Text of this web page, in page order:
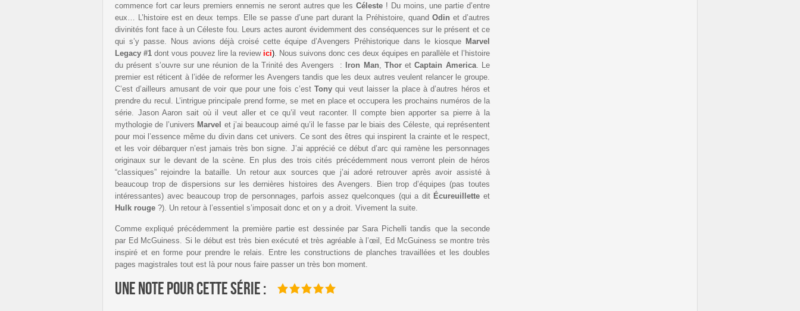
commence fort car leurs premiers ennemis ne seront autres que lesCéleste ! Du moins, une partie d’entre
eux… L’histoire est en deux temps. Elle se passe d’une part durant la Préhistoire, quand Odin et d’autres
divinités font face à un Céleste fou. Leurs actes auront évidemment des conséquences sur le présent et ce
qui s’y passe. Nous avions déjà croisé cette équipe d’Avengers Préhistorique dans le kiosque Marvel
Legacy #1 dont vous pouvez lire la review ici) . Nous suivons donc ces deux équipes en parallèle et l’histoire
du présent s’ouvre sur une réunion de la Trinité des Avengers :
Iron Man ThoretCaptain America. Le
premier est réticent à l’idée de reformer les Avengers tandis que les deux autres veulent relancer le groupe.
C’est d’ailleurs amusant de voir que pour une fois c’estTony qui veut laisser la place à d’autres héros et
prendre du recul. L’intrigue principale prend forme, se met en place et occupera les prochains numéros de la
série. Jason Aaron sait où il veut aller et ce qu’il veut raconter. Il compte bien apporter sa pierre à la
mythologie de l’univers Marvel et j’ai beaucoup aimé qu’il le fasse par le biais des Céleste, qui représentent
pour moi l’essence même du divin dans cet univers. Ce sont des êtres qui inspirent la crainte et le respect,
et les voir débarquer n’est jamais très bon signe. J’ai apprécié ce début d’arc qui ramène les personnages
originaux sur le devant de la scène. En plus des trois cités précédemment nous verront plein de héros
“classiques” rejoindre la bataille. Un retour aux sources que j’ai adoré retrouver après avoir assisté à
beaucoup trop de dispersions sur les dernières histoires des Avengers. Bien trop d’équipes (pas toutes
intéressantes) avec beaucoup trop de personnages, parfois assez quelconques (qui a dit Écureuillette et
Hulk rouge ?). Un retour à l’essentiel s’imposait donc et on y a droit. Vivement la suite.
Comme expliqué précédemment la première partie est dessinée par Sara Pichelli tandis que la seconde
par Ed McGuiness. Si le début est très bien exécuté et très agréable à l’œil, Ed McGuiness se montre très
inspiré et en forme pour prendre le relais. Entre les constructions de planches travaillées et les doubles
pages magistrales tout est là pour nous faire passer un très bon moment.
Une note pour cette série :